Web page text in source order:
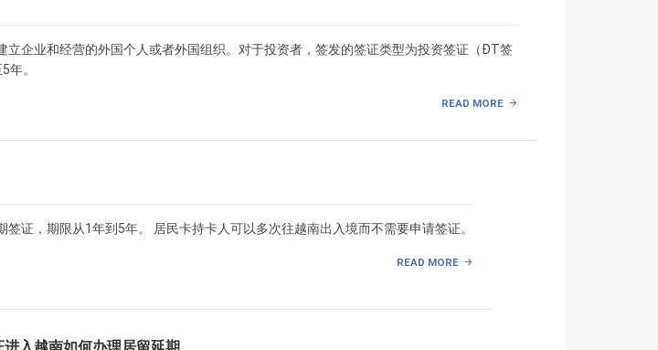
立企业和经营的外国个人或者外国组织。对于投资者，签发的签证类型为投资签证（ĐT签
年。
READ MORE
证，期限从1年到5年。 居民卡持卡人可以多次往越南出入境而不需要申请签证。
READ MORE